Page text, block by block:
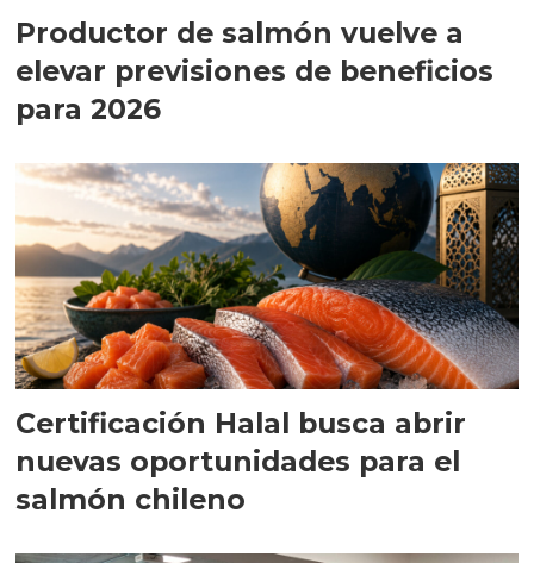
Productor de salmón vuelve a
elevar previsiones de beneficios
para 2026
Certificación Halal busca abrir
nuevas oportunidades para el
salmón chileno